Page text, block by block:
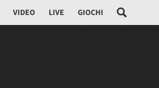
VIDEO LIVE GIOCHI